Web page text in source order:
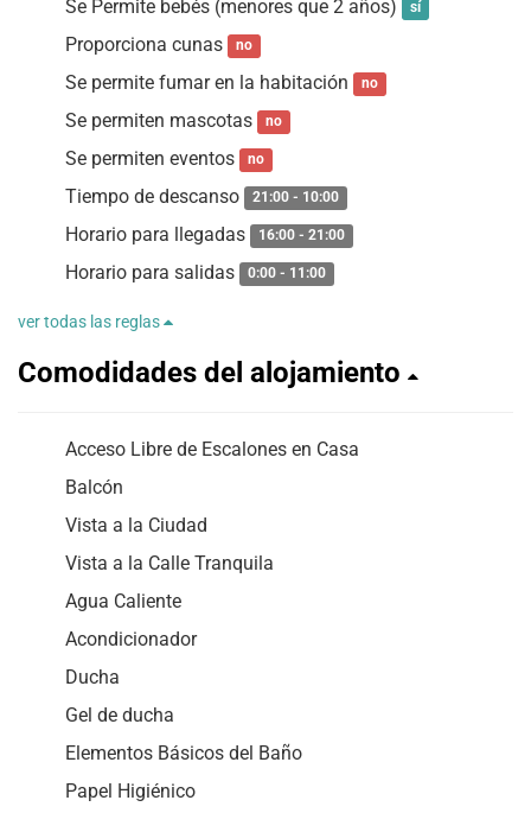
Se Permite bebés (menores que 2 años) sí
Proporciona cunas no
Se permite fumar en la habitación no
Se permiten mascotas no
Se permiten eventos no
Tiempo de descanso 21:00 - 10:00
Horario para llegadas 16:00 - 21:00
Horario para salidas 0:00 - 11:00
ver todas las reglas
Comodidades del alojamiento
Acceso Libre de Escalones en Casa
Balcón
Vista a la Ciudad
Vista a la Calle Tranquila
Agua Caliente
Acondicionador
Ducha
Gel de ducha
Elementos Básicos del Baño
Papel Higiénico